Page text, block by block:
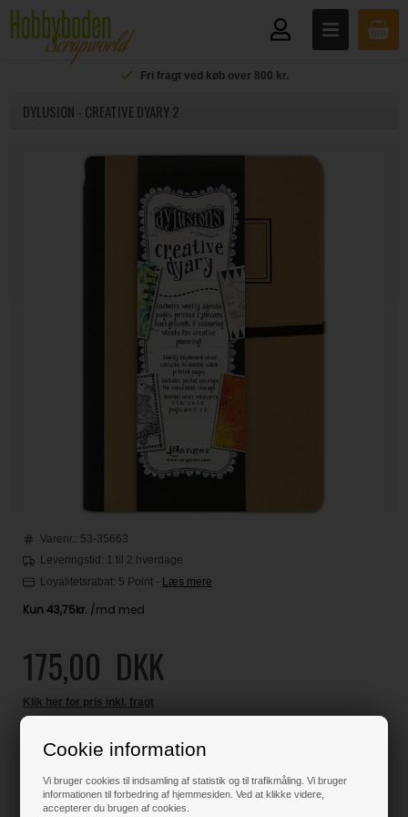
Cookie information
Vi bruger cookies til indsamling af statistik og til trafikmåling. Vi bruger
informationen til forbedring af hjemmesiden. Ved at klikke videre,
accepterer du brugen af cookies.
Fri fragt ved køb over 800 kr.
DYLUSION - CREATIVE DYARY 2
Varenr.: 53-35663
Leveringstid: 1 til 2 hverdage
Loyalitetsrabat: 5 Point - Læs mere
175,00 DKK
Klik her for pris inkl. fragt
Varen er på lager